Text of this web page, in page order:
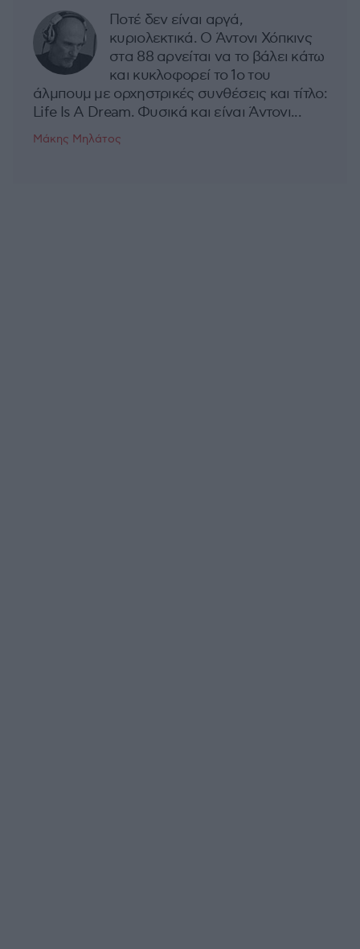
Ποτέ δεν είναι αργά,
κυριολεκτικά. Ο Άντονι Χόπκινς
στα 88 αρνείται να το βάλει κάτω
και κυκλοφορεί το 1ο του
άλμπουμ με ορχηστρικές συνθέσεις και τίτλο:
Life Is A Dream. Φυσικά και είναι Άντονι...
Μάκης Μηλάτος